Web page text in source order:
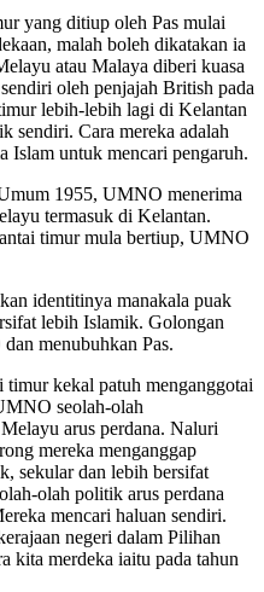
yang ditiup oleh Pas mulai
malah boleh dikatakan ia
atau Malaya diberi kuasa
oleh penjajah British pada
lebih-lebih lagi di Kelantan
sendiri. Cara mereka adalah
Islam untuk mencari pengaruh.
1955, UMNO menerima
termasuk di Kelantan.
timur mula bertiup, UMNO
identitinya manakala puak
lebih Islamik. Golongan
menubuhkan Pas.
kekal patuh menganggotai
seolah-olah
arus perdana. Naluri
mereka menganggap
sekular dan lebih bersifat
olah politik arus perdana
mencari haluan sendiri.
negeri dalam Pilihan
kita merdeka iaitu pada tahun